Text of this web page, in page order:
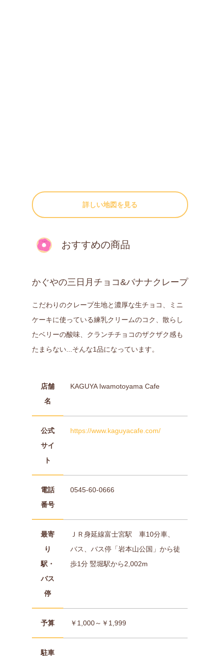
詳しい地図を見る
おすすめの商品
かぐやの三日月​チョコ&バナナクレープ
こだわりのクレープ生地と濃厚な生チョコ、ミニ
ケーキに使っている練乳クリームのコク、散らし
たベリーの酸味、クランチチョコのザクザク感も
たまらない...そんな1品になっています。
店舗
名
KAGUYA Iwamotoyama Cafe
公式
サイ
ト
https://www.kaguyacafe.com/
電話
番号
0545-60-0666
最寄
り
駅・
バス
停
ＪＲ身延線富士宮駅 車10分車、
バス、バス停「岩本山公国」から徒
歩1分 竪堀駅から2,002m
予算 ￥1,000～￥1,999
駐車